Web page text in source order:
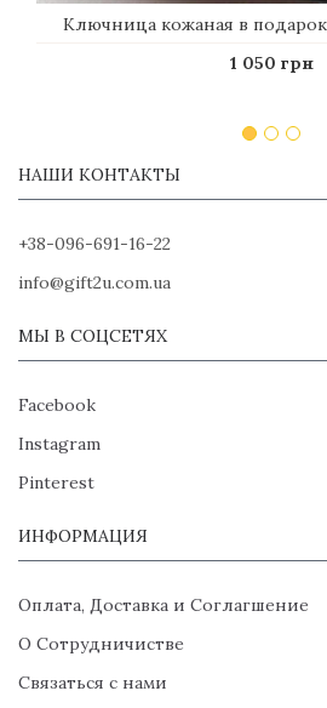
Ключница кожаная в подарок
1 050 грн
НАШИ КОНТАКТЫ
+38-096-691-16-22
info@gift2u.com.ua
МЫ В СОЦСЕТЯХ
Facebook
Instagram
Pinterest
ИНФОРМАЦИЯ
Оплата, Доставка и Соглагшение
О Сотрудничистве
Связаться с нами